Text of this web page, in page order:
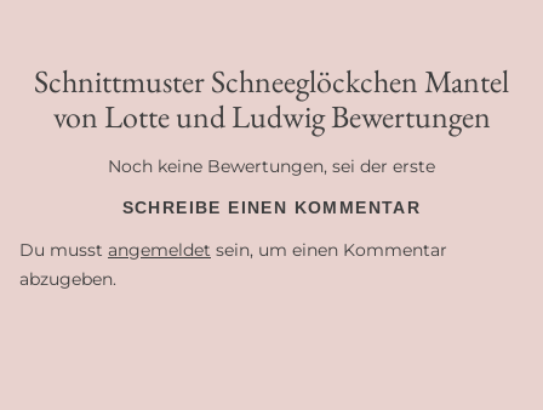
Schnittmuster Schneeglöckchen Mantel
von Lotte und Ludwig Bewertungen
Noch keine Bewertungen, sei der erste
SCHREIBE EINEN KOMMENTAR
Du musst angemeldet sein, um einen Kommentar
abzugeben.